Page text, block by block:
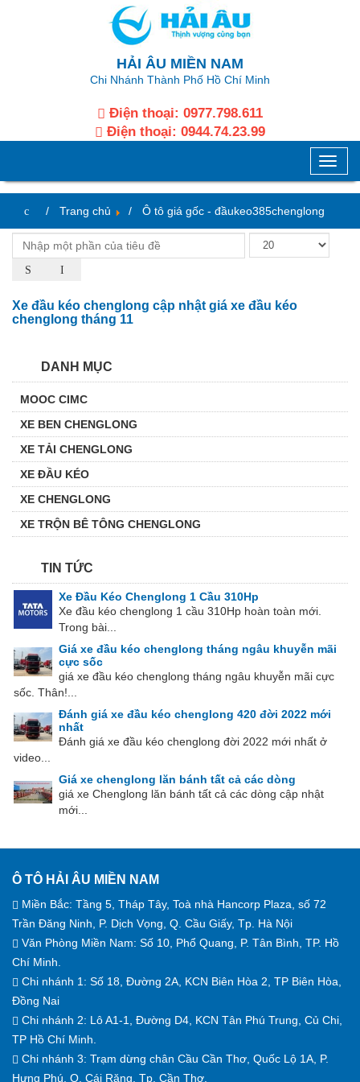
HẢI ÂU MIỀN NAM
Chi Nhánh Thành Phố Hồ Chí Minh
Điện thoại: 0977.798.611
Điện thoại: 0944.74.23.99
Toggle
Trang chủ Ô tô giá gốc - đầukeo385chenglong
DANH MỤC
MOOC CIMC
XE BEN CHENGLONG
XE TẢI CHENGLONG
XE ĐẦU KÉO
XE CHENGLONG
XE TRỘN BÊ TÔNG CHENGLONG
TIN TỨC
Xe Đầu Kéo Chenglong 1 Cầu 310Hp
Xe đầu kéo chenglong 1 cầu 310Hp hoàn toàn mới.
Trong bài...
Giá xe đầu kéo chenglong tháng ngâu khuyễn mãi
cực sốc
giá xe đầu kéo chenglong tháng ngâu khuyễn mãi cực
sốc. Thân!...
Đánh giá xe đầu kéo chenglong 420 đời 2022 mới
nhất
Đánh giá xe đầu kéo chenglong đời 2022 mới nhất ở
video...
Giá xe chenglong lăn bánh tất cả các dòng
giá xe Chenglong lăn bánh tất cả các dòng cập nhật
mới...
Xe đầu kéo chenglong cập nhật giá xe đầu kéo
chenglong tháng 11
Ô TÔ HẢI ÂU MIỀN NAM
Miền Bắc: Tầng 5, Tháp Tây, Toà nhà Hancorp Plaza, số 72
Trần Đăng Ninh, P. Dịch Vọng, Q. Cầu Giấy, Tp. Hà Nội
Văn Phòng Miền Nam: Số 10, Phổ Quang, P. Tân Bình, TP. Hồ
Chí Minh.
Chi nhánh 1: Số 18, Đường 2A, KCN Biên Hòa 2, TP Biên Hòa,
Đồng Nai
Chi nhánh 2: Lô A1-1, Đường D4, KCN Tân Phú Trung, Củ Chi,
TP Hồ Chí Minh.
Chi nhánh 3: Trạm dừng chân Cầu Cần Thơ, Quốc Lộ 1A, P.
Hưng Phú, Q. Cái Răng, Tp. Cần Thơ.